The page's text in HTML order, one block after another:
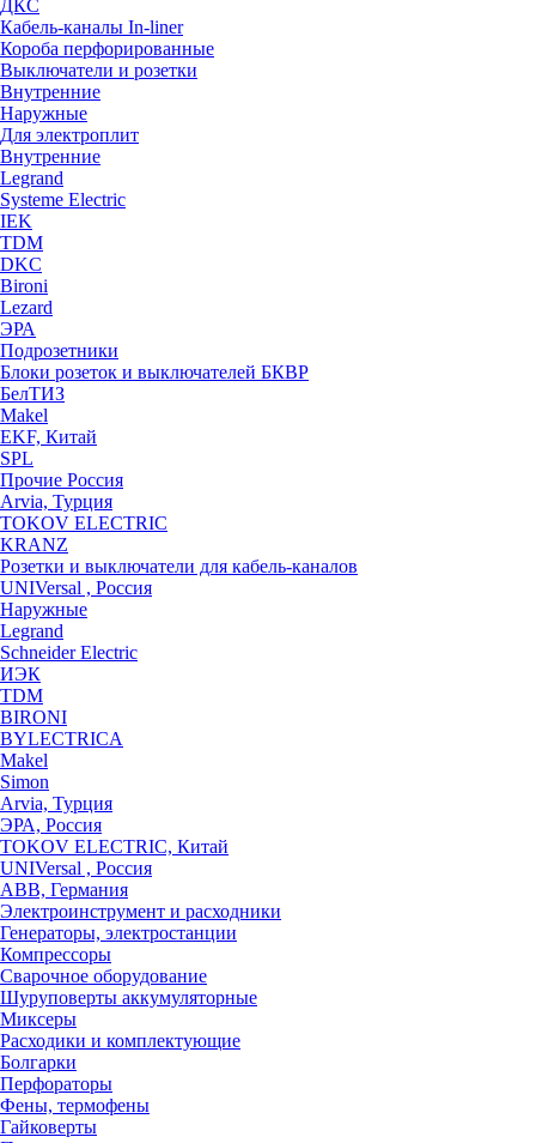
ДКС
Кабель-каналы In-liner
Короба перфорированные
Выключатели и розетки
Внутренние
Наружные
Для электроплит
Внутренние
Legrand
Systeme Electric
IEK
TDM
DKC
Bironi
Lezard
ЭРА
Подрозетники
Блоки розеток и выключателей БКВР
БелТИЗ
Makel
EKF, Китай
SPL
Прочие Россия
Arvia, Турция
TOKOV ELECTRIC
KRANZ
Розетки и выключатели для кабель-каналов
UNIVersal , Россия
Наружные
Legrand
Schneider Electric
ИЭК
TDM
BIRONI
BYLECTRICA
Makel
Simon
Arvia, Турция
ЭРА, Россия
TOKOV ELECTRIC, Китай
UNIVersal , Россия
ABB, Германия
Электроинструмент и расходники
Генераторы, электростанции
Компрессоры
Сварочное оборудование
Шуруповерты аккумуляторные
Миксеры
Расходики и комплектующие
Болгарки
Перфораторы
Фены, термофены
Гайковерты